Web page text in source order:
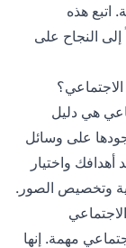
اتبع هذه
النجاح على
هي دليل
على وسائل
واختيار
وتخصيص الصور.
مهمة. إنها